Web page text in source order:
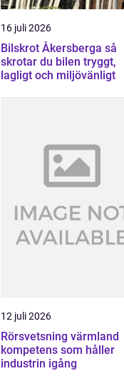
16 juli 2026
Bilskrot Åkersberga så
skrotar du bilen tryggt,
lagligt och miljövänligt
12 juli 2026
Rörsvetsning värmland
kompetens som håller
industrin igång